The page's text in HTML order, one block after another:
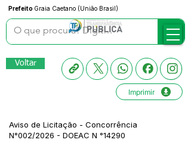
Prefeito Graia Caetano (União Brasil)
Voltar
Imprimir
Aviso de Licitação - Concorrência
N°002/2026 - DOEAC N °14290